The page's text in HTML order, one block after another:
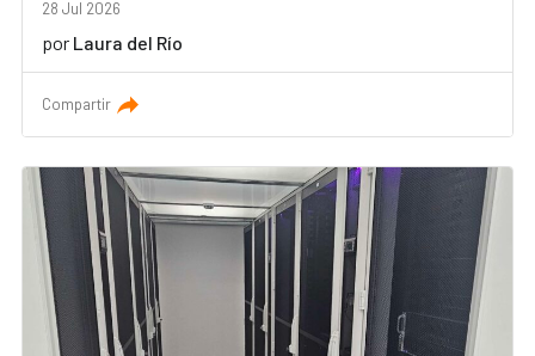
28 Jul 2026
por Laura del Río
Compartir